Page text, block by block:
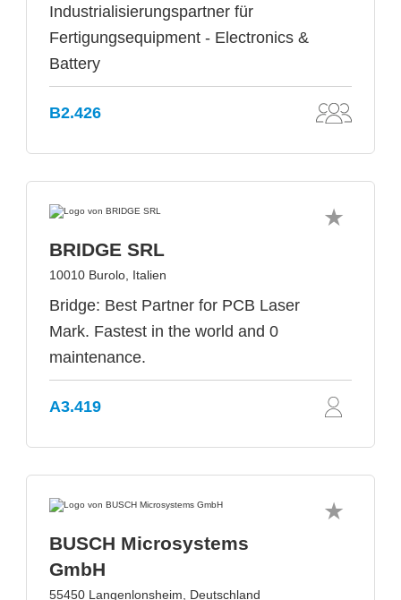
Industrialisierungspartner für
Fertigungsequipment - Electronics &
Battery
B2.426
BRIDGE SRL
10010 Burolo, Italien
Bridge: Best Partner for PCB Laser
Mark. Fastest in the world and 0
maintenance.
A3.419
BUSCH Microsystems
GmbH
55450 Langenlonsheim, Deutschland